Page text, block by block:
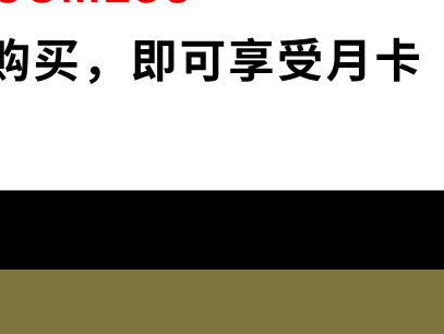
保护您的IP地
史，网络活动，DNS
在线客服